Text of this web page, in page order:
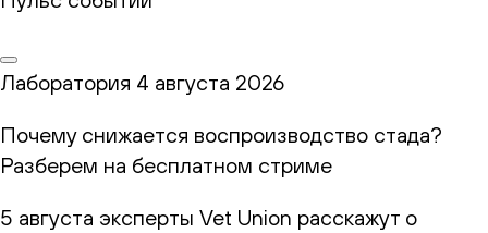
Лаборатория 4 августа 2026
Почему снижается воспроизводство стада?
Разберем на бесплатном стриме
5 августа эксперты Vet Union расскажут о